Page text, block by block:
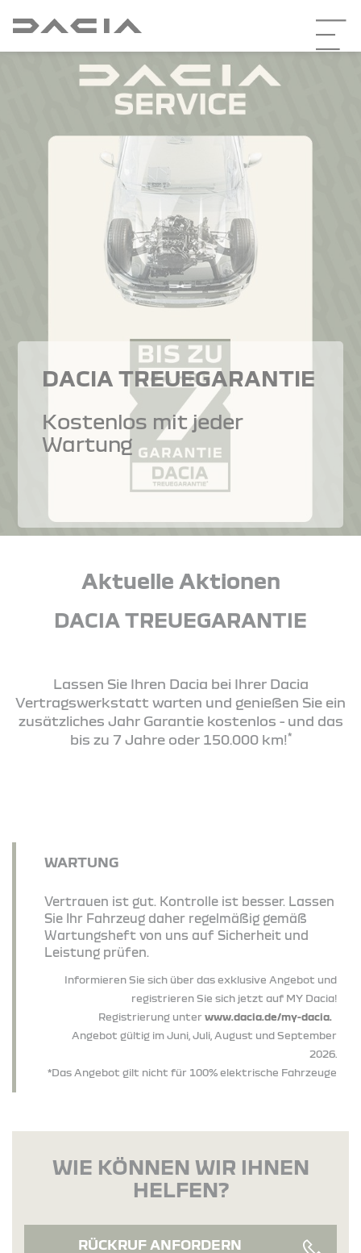
DACIA TREUEGARANTIE
Kostenlos mit jeder
Wartung
Aktuelle Aktionen
DACIA TREUEGARANTIE
Lassen Sie Ihren Dacia bei Ihrer Dacia
Vertragswerkstatt warten und genießen Sie ein
zusätzliches Jahr Garantie kostenlos - und das
bis zu 7 Jahre oder 150.000 km!*
WARTUNG
Vertrauen ist gut. Kontrolle ist besser. Lassen
Sie Ihr Fahrzeug daher regelmäßig gemäß
Wartungsheft von uns auf Sicherheit und
Leistung prüfen.
Informieren Sie sich über das exklusive Angebot und
registrieren Sie sich jetzt auf MY Dacia!
Registrierung unter www.dacia.de/my-dacia.
Angebot gültig im Juni, Juli, August und September
2026.
*Das Angebot gilt nicht für 100% elektrische Fahrzeuge
WIE KÖNNEN WIR IHNEN
HELFEN?
RÜCKRUF ANFORDERN